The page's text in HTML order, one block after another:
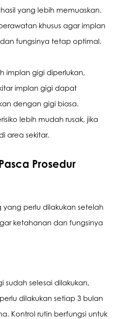
yang lebih memuaskan.
khusus agar implan
fungsinya tetap optimal.
implan gigi diperlukan,
implan gigi dapat
dengan gigi biasa.
lebih mudah rusak, jika
area sekitar.
Prosedur
yang perlu dilakukan setelah
ketahanan dan fungsinya
sudah selesai dilakukan,
dilakukan setiap 3 bulan
Kontrol rutin berfungsi untuk